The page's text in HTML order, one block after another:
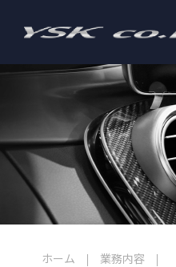
ホーム 業務内容